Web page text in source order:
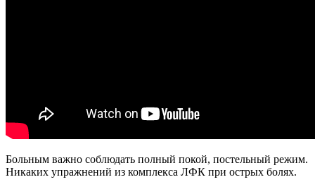
Больным важно соблюдать полный покой, постельный режим.
Никаких упражнений из комплекса ЛФК при острых болях.